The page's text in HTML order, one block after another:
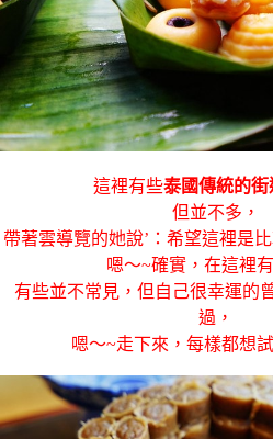
這裡有些泰國傳統的街
但並不多，
帶著雲導覽的她說’：希望這裡是
嗯～~確實，在這裡
有些並不常見，但自己很幸運的
過，
嗯～~走下來，每樣都想